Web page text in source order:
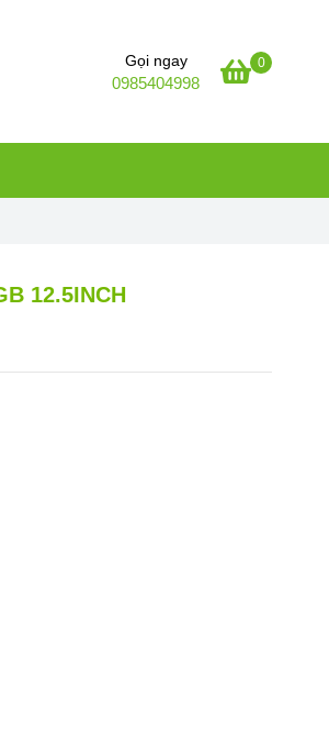
Gọi ngay
0985404998
0
12.5INCH